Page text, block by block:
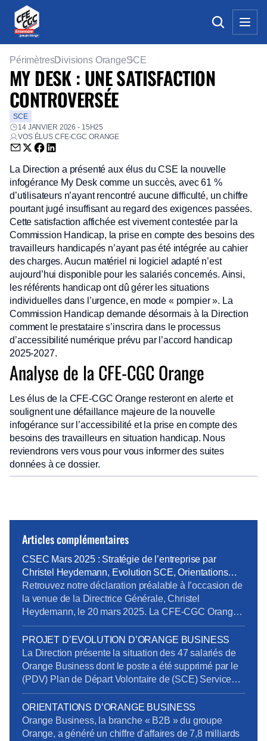
PérimètresDivisions OrangeSCE
MY DESK : UNE SATISFACTION
CONTROVERSÉE
SCE
14 JANVIER 2026 - 15H25
VOS ÉLUS CFE-CGC ORANGE
Envoyer par email (nouvelle fenêtre)
Partager sur Twitter (nouvelle fenêtre)
Partager sur Facebook (nouvelle fenêtre)
Partager sur LinkedIn (nouvelle fenêtre)
La Direction a présenté aux élus du CSE la nouvelle
infogérance My Desk comme un succès, avec 61 %
d’utilisateurs n’ayant rencontré aucune difficulté, un chiffre
pourtant jugé insuffisant au regard des exigences passées.
Cette satisfaction affichée est vivement contestée par la
Commission Handicap, la prise en compte des besoins des
travailleurs handicapés n’ayant pas été intégrée au cahier
des charges. Aucun matériel ni logiciel adapté n’est
aujourd’hui disponible pour les salariés concernés. Ainsi,
les référents handicap ont dû gérer les situations
individuelles dans l’urgence, en mode « pompier ». La
Commission Handicap demande désormais à la Direction
comment le prestataire s’inscrira dans le processus
d’accessibilité numérique prévu par l’accord handicap
2025-2027.
Analyse de la CFE-CGC Orange
Les élus de la CFE-CGC Orange resteront en alerte et
soulignent une défaillance majeure de la nouvelle
infogérance sur l’accessibilité et la prise en compte des
besoins des travailleurs en situation handicap. Nous
reviendrons vers vous pour vous informer des suites
données à ce dossier.
Articles complémentaires
CSEC Mars 2025 : Stratégie de l’entreprise par
Christel Heydemann, Evolution SCE, Orientations
Orange Business
Retrouvez notre déclaration préalable à l’occasion de
la venue de la Directrice Générale, Christel
Heydemann, le 20 mars 2025. La CFE-CGC Orange
l’a interpellée sur plusieurs sujets issus de l’enquête
de la Commission Nationale de Prévention et de
Sécurité (CNPS) : La situation de RPS et un suicide
reconnu en accident du travail La dégradation […]
PROJET D’EVOLUTION D’ORANGE BUSINESS
La Direction présente la situation des 47 salariés de
Orange Business dont le poste a été supprimé par le
(PDV) Plan de Départ Volontaire de (SCE) Services
de Communication Entreprise) sans qu’ils aient été
volontaires. Rappelons en effet que la Direction s’était
engagée à retrouver des postes pour tous les salariés
impactés. Au 20 mars […]
ORIENTATIONS D’ORANGE BUSINESS
Orange Business, la branche « B2B » du groupe
Orange, a généré un chiffre d’affaires de 7,8 milliards